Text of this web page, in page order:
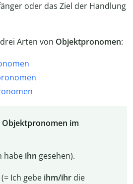
oder das Ziel der Handlung
Arten von Objektpronomen:
im
habe ihn gesehen).
Ich gebe ihm/ihrdie